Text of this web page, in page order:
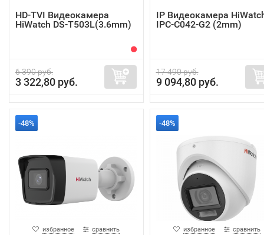
HD-TVI Видеокамера
HiWatch DS-T503L(3.6mm)
6 390 руб.
3 322,80 руб.
IP Видеокамера
IPC-C042-G2 (2mm)
17 490 руб.
9 094,80 руб.
-48%
избранное сравнить
-48%
избранное сравнить